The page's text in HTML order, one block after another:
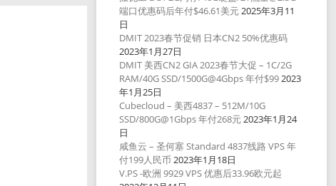
端口优惠码后年付$46.61美元2025年3月11
日
DMIT 2023春节促销 日本CN2 50%优惠码
2023年1月27日
DMIT 美西CN2 GIA 2023春节大促 – 1C/2G
RAM/40G SSD/1500G@4Gbps 年付$992023
年1月25日
Cubecloud – 美西4837 – 512M/10G
SSD/800G@1Gbps 年付268元2023年1月24
日
咸鱼云 – 圣何塞 Standard 4837线路 VPS 年
付199人民币 2023年1月18日
V.PS -欧洲 9929 VPS 优惠后33.96欧元起